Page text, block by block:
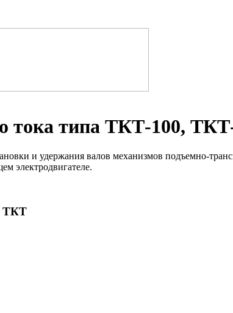
тока типа ТКТ-100,
и удержания валов механизмов подъемно-
электродвигателе.
ТКТ